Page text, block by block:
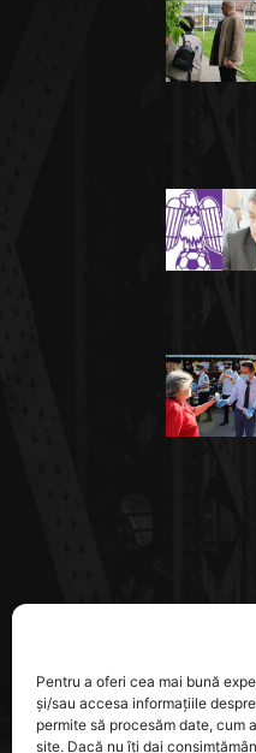
Pentru a oferi cea mai bună
și/sau accesa informațiile
permite să procesăm date, cum
site. Dacă nu îți dai